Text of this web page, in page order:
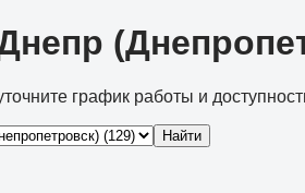
график работы и
Найти